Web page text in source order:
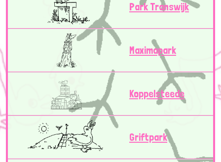
Park Transwijk
Maximapark
Koppelsteede
Griftpark